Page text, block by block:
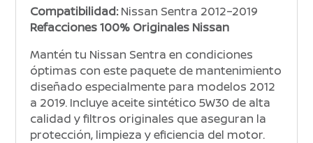
Compatibilidad:Nissan Sentra 2012–2019
Refacciones 100% Originales Nissan
Mantén tu Nissan Sentra en condiciones
óptimas con este paquete de mantenimiento
diseñado especialmente para modelos 2012
a 2019. Incluye aceite sintético 5W30 de alta
calidad y filtros originales que aseguran la
protección, limpieza y eficiencia del motor.